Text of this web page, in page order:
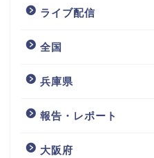
ライブ配信
全国
兵庫県
報告・レポート
大阪府